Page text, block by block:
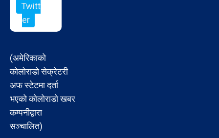
Twitt
er
(अमेरिकाको
कोलोराडो सेक्रेटरी
अफ स्टेटमा दर्ता
भएको कोलोराडो खबर
कम्पनीद्वारा
सञ्चालित)